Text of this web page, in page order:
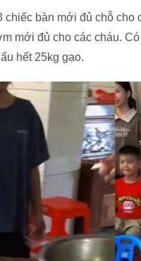
bàn mới đủ chỗ cho
mới đủ cho các cháu.
hết 25kg gạo.